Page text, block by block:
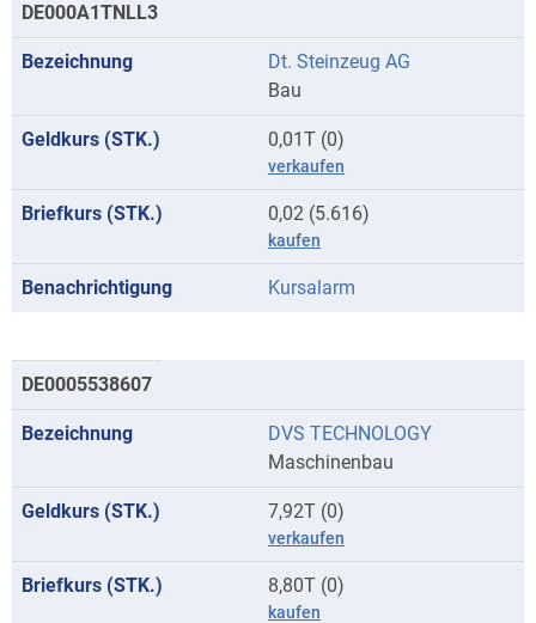
DE000A1TNLL3
Dt. Steinzeug AG
Bau
0,01T (0)
verkaufen
0,02 (5.616)
kaufen
Kursalarm
DE0005538607
DVS TECHNOLOGY
Maschinenbau
7,92T (0)
verkaufen
8,80T (0)
kaufen